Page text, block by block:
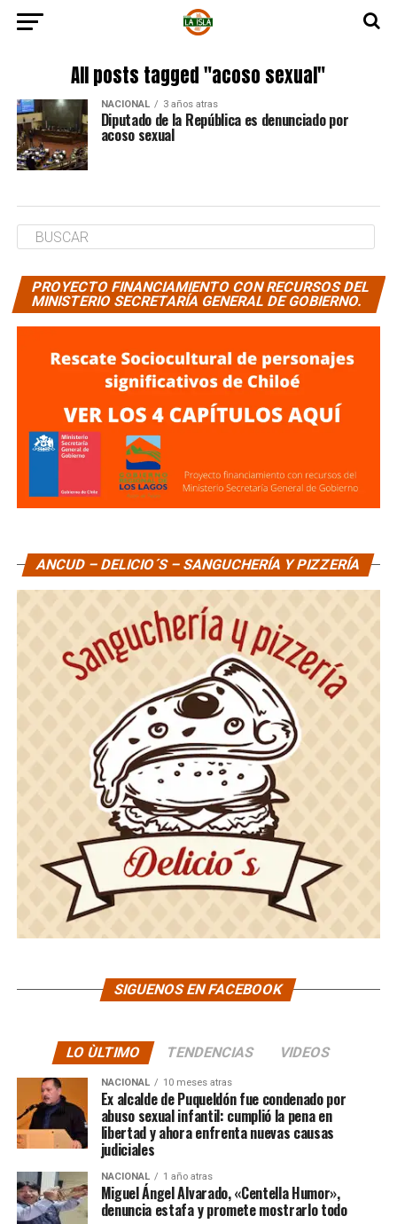
All posts tagged "acoso sexual"
NACIONAL 3 años atras
Diputado de la República es denunciado por
acoso sexual
PROYECTO FINANCIAMIENTO CON RECURSOS DEL
MINISTERIO SECRETARÍA GENERAL DE GOBIERNO.
ANCUD – DELICIO´S – SANGUCHERÍA Y PIZZERÍA
SIGUENOS EN FACEBOOK
LO ÙLTIMO TENDENCIAS VIDEOS
NACIONAL 10 meses atras
Ex alcalde de Puqueldón fue condenado por
abuso sexual infantil: cumplió la pena en
libertad y ahora enfrenta nuevas causas
judiciales
NACIONAL 1 año atras
Miguel Ángel Alvarado, «Centella Humor»,
denuncia estafa y promete mostrarlo todo